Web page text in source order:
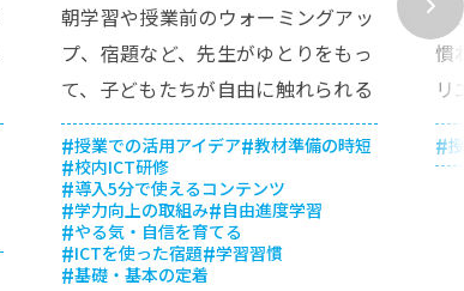
朝学習や授業前のウォーミングアッ
プ、宿題など、先生がゆとりをもっ
て、子どもたちが自由に触れられる
場面からラインズｅライブラリを取
り入れてみましょう。タブレットで
学習する機会を増やしながら、子ど
もの理解度に合わせて知識を定着さ
せる活用例を紹介します。
授業での活用アイデア 教材準備の時短
校内ICT研修
導入5分で使えるコンテンツ
学力向上の取組み
自由進度学習
やる気・自信を育てる
ICTを使った宿題 学習習慣
基礎・基本の定着
慣
リ
の
取